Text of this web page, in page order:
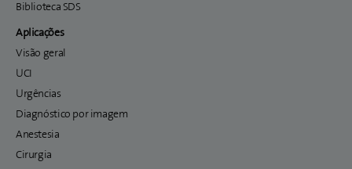
Biblioteca SDS
Aplicações
Visão geral
UCI
Urgências
Diagnóstico por imagem
Anestesia
Cirurgia